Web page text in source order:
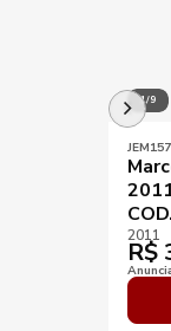
1/9
2011
R$